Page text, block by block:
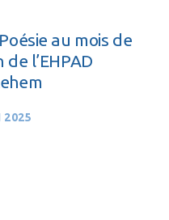
au mois de
l’EHPAD
2025